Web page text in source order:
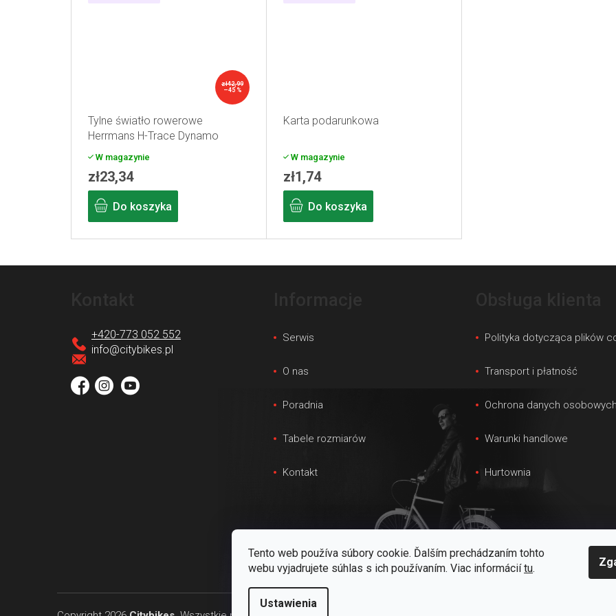
Tento web používa súbory cookie. Ďalším prechádzaním tohto
webu vyjadrujete súhlas s ich používaním. Viac informáciítu.
Ustawienia
zł42,99
–45 %
Tylne światło rowerowe
Herrmans H-Trace Dynamo
W magazynie
zł23,34
Do koszyka
Karta podarunkowa
W magazynie
zł1,74
Do koszyka
info@citybikes.pl
+420-773 052 552 Serwis
O nas
Poradnia
Tabele rozmiarów
Kontakt
Polityka dotycząca plików
Transport i płatność
Ochrona danych osobowych
Warunki handlowe
Hurtownia